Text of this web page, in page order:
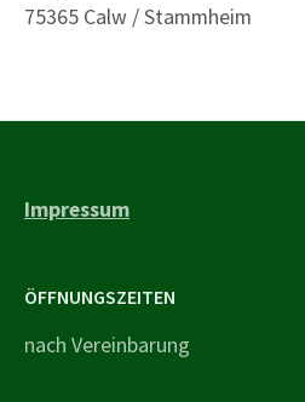
75365 Calw / Stammheim
Impressum
ÖFFNUNGSZEITEN
nach Vereinbarung